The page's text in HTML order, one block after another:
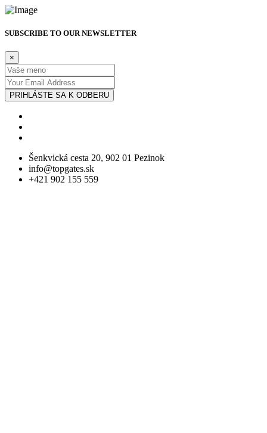
SUBSCRIBE TO OUR NEWSLETTER
×
PRIHLÁSTE SA K ODBERU
Šenkvická cesta 20, 902 01 Pezinok
info@topgates.sk
+421 902 155 559